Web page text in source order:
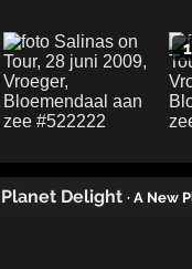
1
Planet Delight · A New